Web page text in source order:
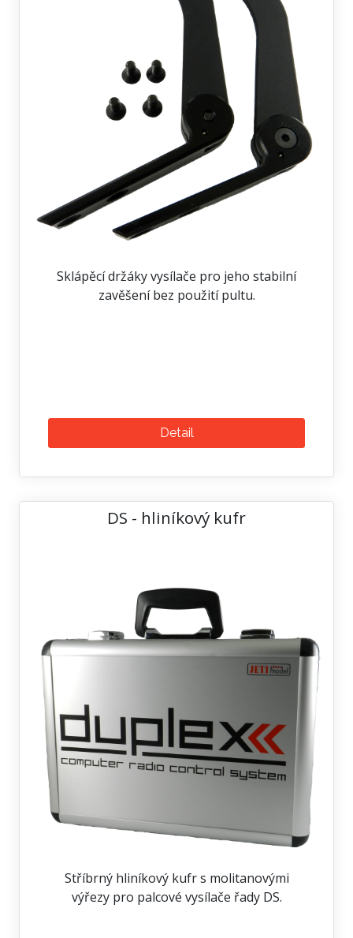
Sklápěcí držáky vysílače pro jeho stabilní
zavěšení bez použití pultu.
Detail
DS - hliníkový kufr
Stříbrný hliníkový kufr s molitanovými
výřezy pro palcové vysílače řady DS.